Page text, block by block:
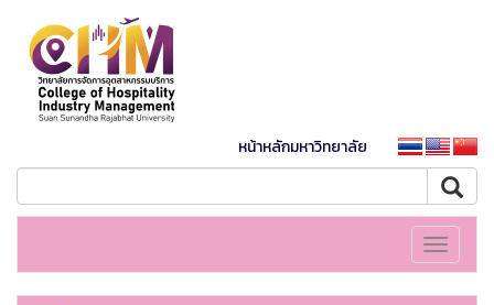
หน้าหลักมหาวิทยาลัย
Toggle